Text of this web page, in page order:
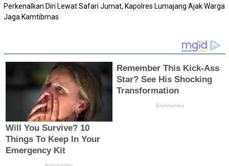
Perkenalkan Diri Lewat Safari Jumat, Kapolres Lumajang Ajak Warga
Jaga Kamtibmas